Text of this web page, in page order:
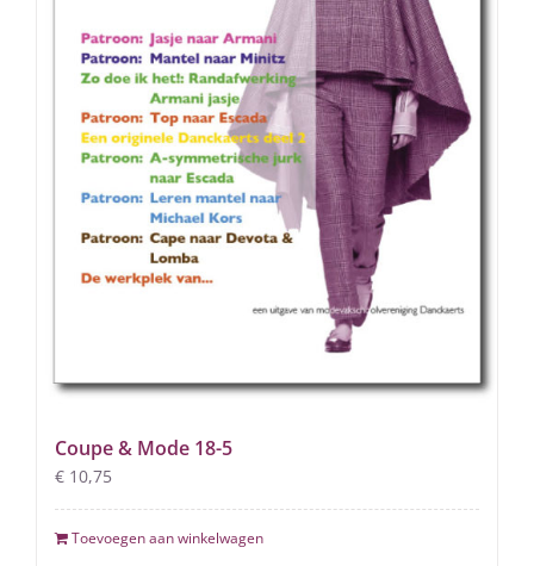
Coupe & Mode 18-5
€ 10,75
Toevoegen aan winkelwagen